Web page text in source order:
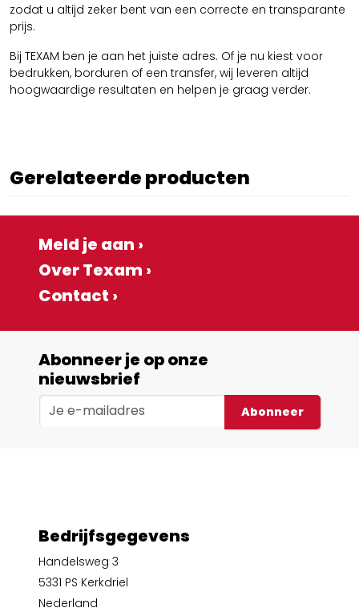
zodat u altijd zeker bent van een correcte en transparante
prijs.
Bij TEXAM ben je aan het juiste adres. Of je nu kiest voor
bedrukken, borduren of een transfer, wij leveren altijd
hoogwaardige resultaten en helpen je graag verder.
Gerelateerde producten
Meld je aan ›
Over Texam ›
Contact ›
Abonneer je op onze
nieuwsbrief
Abonneer
Bedrijfsgegevens
Handelsweg 3
5331 PS Kerkdriel
Nederland